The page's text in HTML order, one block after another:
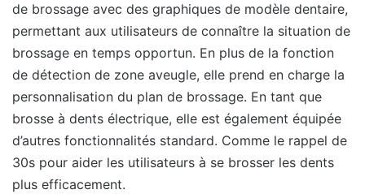
de brossage avec des graphiques de modèle dentaire,
permettant aux utilisateurs de connaître la situation de
brossage en temps opportun. En plus de la fonction
de détection de zone aveugle, elle prend en charge la
personnalisation du plan de brossage. En tant que
brosse à dents électrique, elle est également équipée
d’autres fonctionnalités standard. Comme le rappel de
30s pour aider les utilisateurs à se brosser les dents
plus efficacement.